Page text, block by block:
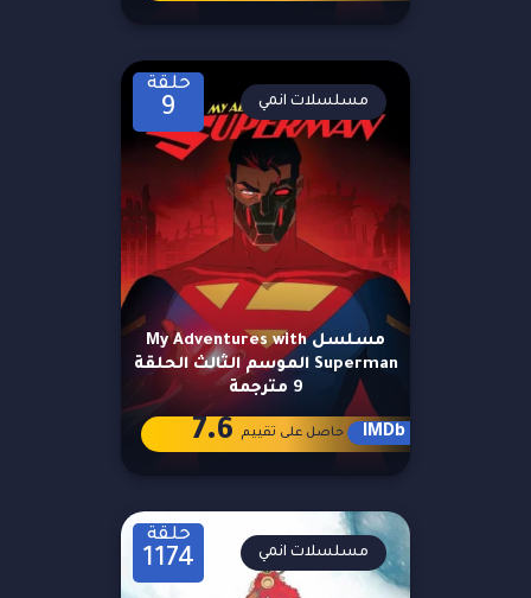
حلقة
9
مسلسل My Adventures with
Superman الموسم الثالث الحلقة
9 مترجمة
مسلسلات انمي
IMDb حاصل على تقييم 7.6
حلقة
1174 مسلسلات انمي